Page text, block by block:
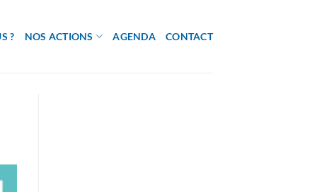
? NOS ACTIONS AGENDA CONTACT